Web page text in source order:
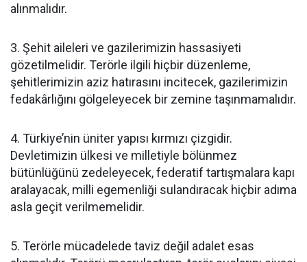
alınmalıdır.
3. Şehit aileleri ve gazilerimizin hassasiyeti
gözetilmelidir. Terörle ilgili hiçbir düzenleme,
şehitlerimizin aziz hatırasını incitecek, gazilerimizin
fedakârlığını gölgeleyecek bir zemine taşınmamalıdır.
4. Türkiye’nin üniter yapısı kırmızı çizgidir.
Devletimizin ülkesi ve milletiyle bölünmez
bütünlüğünü zedeleyecek, federatif tartışmalara kapı
aralayacak, milli egemenliği sulandıracak hiçbir adıma
asla geçit verilmemelidir.
5. Terörle mücadelede taviz değil adalet esas